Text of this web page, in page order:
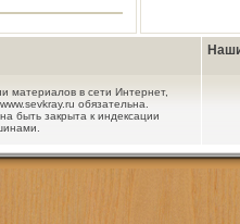
материалов в сети Интернет,
обязательна.
быть закрыта к индексации